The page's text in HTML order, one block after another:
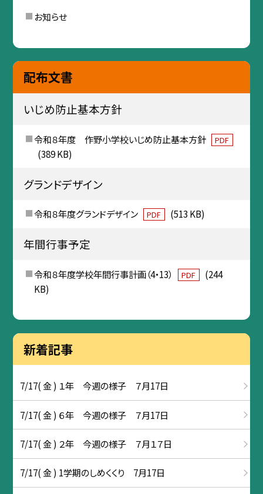
お知らせ
配布文書
いじめ防止基本方針
令和８年度 作野小学校いじめ防止基本方針 PDF
(389 KB)
グランドデザイン
令和８年度グランドデザイン PDF (513 KB)
年間行事予定
令和８年度学校年間行事計画（4・13） PDF
(244
KB)
新着記事
7/17( 金 ) １年 今週の様子 ７月17日
7/17( 金 ) ６年 今週の様子 ７月17日
7/17( 金 ) ２年 今週の様子 ７月１７日
7/17( 金 ) 1学期のしめくくり 7月17日